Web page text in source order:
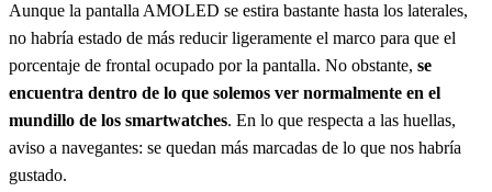
Aunque la pantalla AMOLED se estira bastante hasta los laterales,
no habría estado de más reducir ligeramente el marco para que el
porcentaje de frontal ocupado por la pantalla. No obstante, se
encuentra dentro de lo que solemos ver normalmente en el
mundillo de los smartwatches. En lo que respecta a las huellas,
aviso a navegantes: se quedan más marcadas de lo que nos habría
gustado.